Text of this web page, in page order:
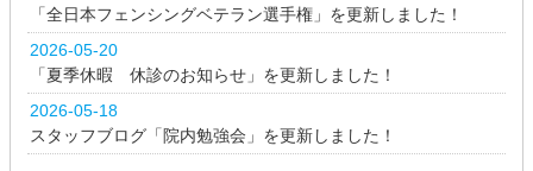
「全日本フェンシングベテラン選手権」を更新しました！
2026-05-20
「夏季休暇 休診のお知らせ」を更新しました！
2026-05-18
スタッフブログ「院内勉強会」を更新しました！